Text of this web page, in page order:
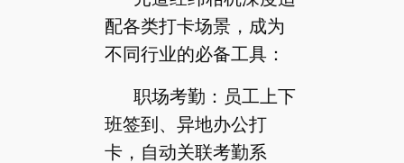
配各类打卡场景，成为
不同行业的必备工具：
职场考勤：员工上下
班签到、异地办公打
卡，自动关联考勤系